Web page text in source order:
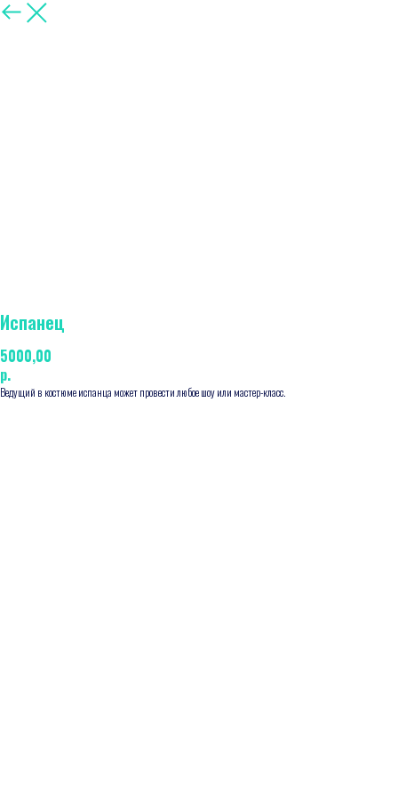
Другие
Испанец
5000,00
р.
Ведущий в костюме испанца может провести любое шоу или мастер-класс.